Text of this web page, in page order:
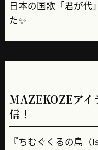
日本の国歌「君が代
た✨
MAZEKOZEアイ
信！
『ちむぐくるの島